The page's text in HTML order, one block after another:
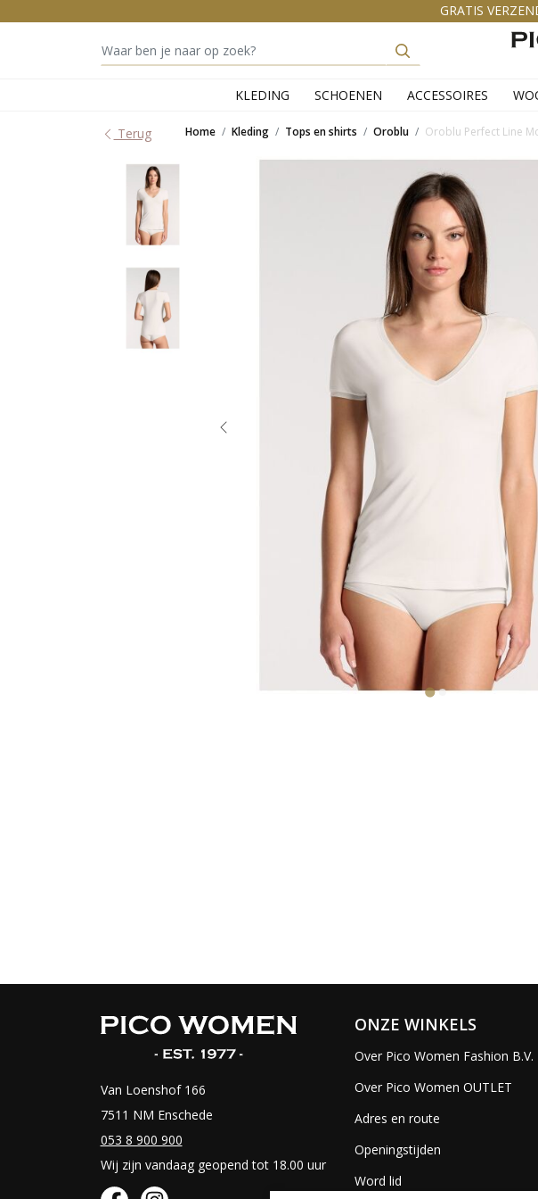
GRATIS
KLEDING SCHOENEN ACCESSOIRES
Terug Home Kleding Tops en shirts Oroblu Oroblu Perfect Line
Van Loenshof 166
7511 NM Enschede
053 8 900 900
Wij zijn vandaag geopend tot 18.00 uur
ONZE WINKELS
Over Pico Women Fashion B.V.
Over Pico Women OUTLET
Adres en route
Openingstijden
Word lid